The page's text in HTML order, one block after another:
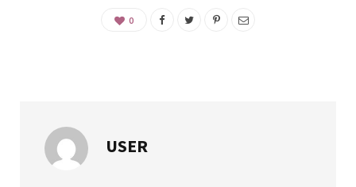
0
USER